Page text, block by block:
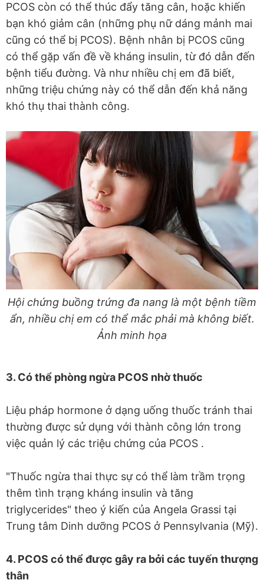
PCOS còn có thể thúc đẩy tăng cân, hoặc khiến
bạn khó giảm cân (những phụ nữ dáng mảnh mai
cũng có thể bị PCOS). Bệnh nhân bị PCOS cũng
có thể gặp vấn đề về kháng insulin, từ đó dẫn đến
bệnh tiểu đường. Và như nhiều chị em đã biết,
những triệu chứng này có thể dẫn đến khả năng
khó thụ thai thành công.
Hội chứng buồng trứng đa nang là một bệnh tiềm
ẩn, nhiều chị em có thể mắc phải mà không biết.
Ảnh minh họa
3. Có thể phòng ngừa PCOS nhờ thuốc
Liệu pháp hormone ở dạng uống thuốc tránh thai
thường được sử dụng với thành công lớn trong
việc quản lý các triệu chứng của PCOS .
"Thuốc ngừa thai thực sự có thể làm trầm trọng
thêm tình trạng kháng insulin và tăng
triglycerides" theo ý kiến của Angela Grassi tại
Trung tâm Dinh dưỡng PCOS ở Pennsylvania (Mỹ).
4. PCOS có thể được gây ra bởi các tuyến thượng
thận